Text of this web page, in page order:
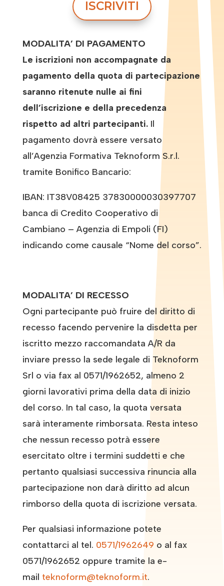
ISCRIVITI
MODALITA’ DI PAGAMENTO
Le iscrizioni non accompagnate da
pagamento della quota di partecipazione
saranno ritenute nulle ai fini
dell’iscrizione e della precedenza
rispetto ad altri partecipanti. Il
pagamento dovrà essere versato
all’Agenzia Formativa Teknoform S.r.l.
tramite Bonifico Bancario:
IBAN: IT38V08425 37830000030397707
banca di Credito Cooperativo di
Cambiano – Agenzia di Empoli (FI)
indicando come causale “Nome del corso”.
MODALITA’ DI RECESSO
Ogni partecipante può fruire del diritto di
recesso facendo pervenire la disdetta per
iscritto mezzo raccomandata A/R da
inviare presso la sede legale di Teknoform
Srl o via fax al 0571/1962652, almeno 2
giorni lavorativi prima della data di inizio
del corso. In tal caso, la quota versata
sarà interamente rimborsata. Resta inteso
che nessun recesso potrà essere
esercitato oltre i termini suddetti e che
pertanto qualsiasi successiva rinuncia alla
partecipazione non darà diritto ad alcun
rimborso della quota di iscrizione versata.
Per qualsiasi informazione potete
contattarci al tel. 0571/1962649 o al fax
0571/1962652 oppure tramite la e-
mail teknoform@teknoform.it.